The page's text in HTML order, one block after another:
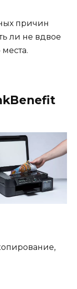
причин
ли не вдвое